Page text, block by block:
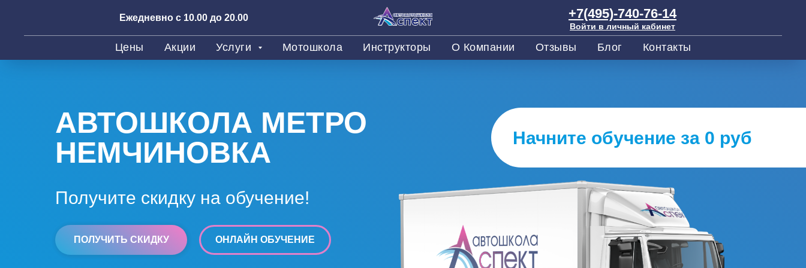
Ежедневно с 10.00 до 20.00 +7(495)-740-76-14
Войти в личный кабинет
Цены Акции Услуги Мотошкола Инструкторы О Компании Отзывы Блог Контакты
ПОЛУЧИТЬ СКИДКУ
АВТОШКОЛА МЕТРО
НЕМЧИНОВКА
Начните обучение за 0 руб
Получите скидку на обучение!
ОНЛАЙН ОБУЧЕНИЕ